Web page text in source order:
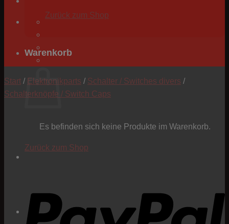
Zurück zum Shop
Warenkorb
Es befinden sich keine Produkte im Warenkorb.
Zurück zum Shop
Start / Elektronikparts / Schalter / Switches divers /
Schalterknöpfe / Switch Caps